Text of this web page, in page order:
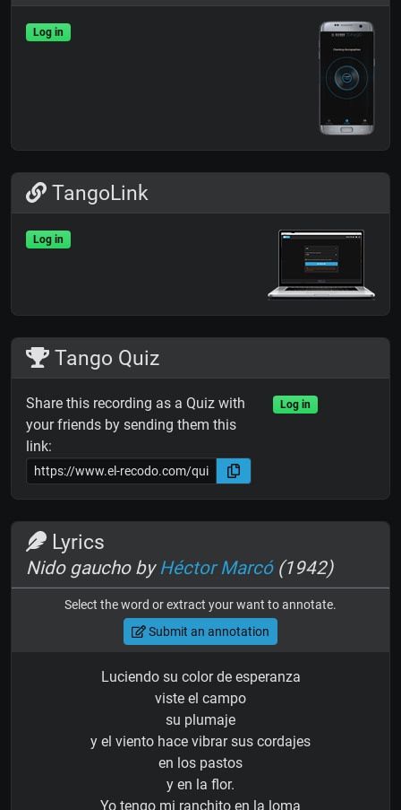
Log in
TangoLink
Log in
Tango Quiz
Share this recording as a Quiz with
your friends by sending them this
link:
Log in
Lyrics
Nido gaucho byHéctor Marcó(1942)
Select the word or extract your want to annotate.
Submit an annotation
Luciendo su color de esperanza
viste el campo
su plumaje
y el viento hace vibrar sus cordajes
en los pastos
y en la flor.
Yo tengo mi ranchito en la loma